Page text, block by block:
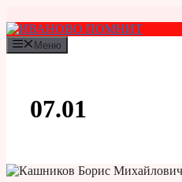
к
содержимому
Меню
07.01